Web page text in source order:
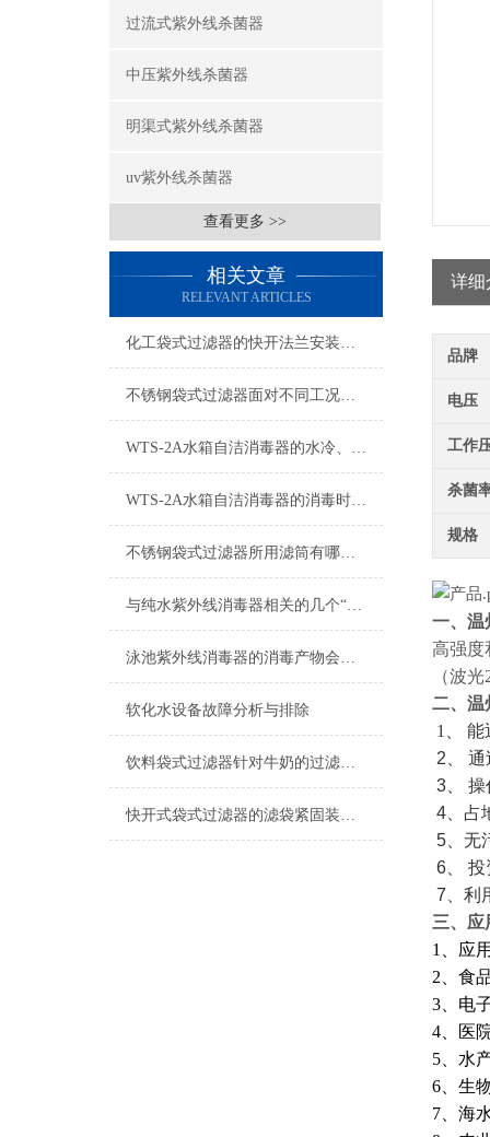
过流式紫外线杀菌器
中压紫外线杀菌器
明渠式紫外线杀菌器
uv紫外线杀菌器
查看更多 >>
相关文章
RELEVANT ARTICLES
化工袋式过滤器的快开法兰安装说明
不锈钢袋式过滤器面对不同工况如何发挥作用？
WTS-2A水箱自洁消毒器的水冷、风冷双冷技术解析
WTS-2A水箱自洁消毒器的消毒时段设置
不锈钢袋式过滤器所用滤筒有哪些要求？
与纯水紫外线消毒器相关的几个“术语”解释
泳池紫外线消毒器的消毒产物会带来哪些风险？
软化水设备故障分析与排除
饮料袋式过滤器针对牛奶的过滤技术分析
快开式袋式过滤器的滤袋紧固装置重要性
详细
品牌
电压
工作
杀菌
规格
一、 温
高强度
（波
二、 温
1
能
2
通
3
操
4、 占
5、 无
6
投
7、 利
三、应
1、应
2、食
3、电
4、医
5、水
6、生
7、海